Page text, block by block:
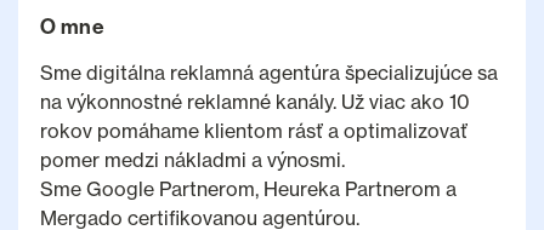
O mne
Sme digitálna reklamná agentúra špecializujúce sa
na výkonnostné reklamné kanály. Už viac ako 10
rokov pomáhame klientom rásť a optimalizovať
pomer medzi nákladmi a výnosmi.
Sme Google Partnerom, Heureka Partnerom a
Mergado certifikovanou agentúrou.